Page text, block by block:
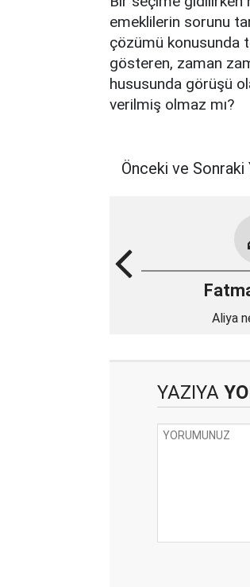
emeklilerin sorunu
çözümü konusunda
gösteren, zaman
hususunda görüşü
verilmiş olmaz mı?
Önceki ve Sonraki
Aliya
YAZIYA